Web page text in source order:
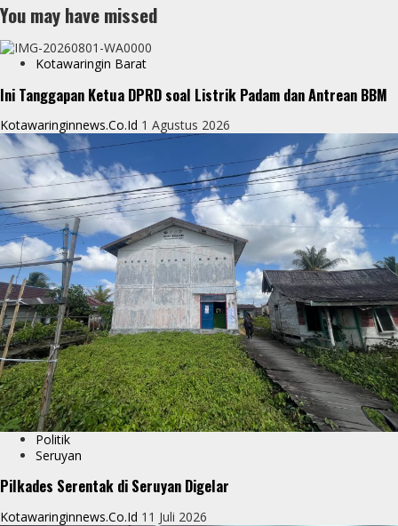
You may have missed
Kotawaringin Barat
Ini Tanggapan Ketua DPRD soal Listrik Padam dan Antrean BBM
Kotawaringinnews.co.id 1 Agustus 2026
Politik
Seruyan
Pilkades Serentak di Seruyan Digelar
Kotawaringinnews.co.id 11 Juli 2026